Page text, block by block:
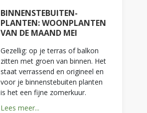
BINNENSTEBUITEN-
PLANTEN: WOONPLANTEN
VAN DE MAAND MEI
Gezellig: op je terras of balkon
zitten met groen van binnen. Het
staat verrassend en origineel en
voor je binnenstebuiten planten
is het een fijne zomerkuur.
Lees meer...